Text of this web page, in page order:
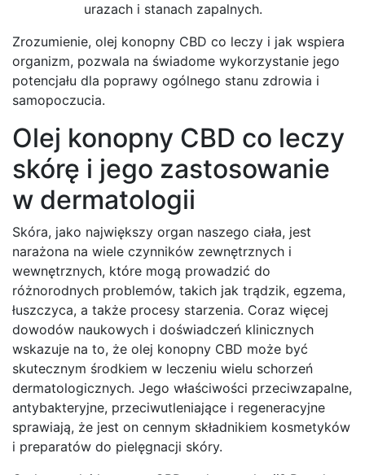
urazach i stanach zapalnych.
Zrozumienie, olej konopny CBD co leczy i jak wspiera
organizm, pozwala na świadome wykorzystanie jego
potencjału dla poprawy ogólnego stanu zdrowia i
samopoczucia.
Olej konopny CBD co leczy
skórę i jego zastosowanie
w dermatologii
Skóra, jako największy organ naszego ciała, jest
narażona na wiele czynników zewnętrznych i
wewnętrznych, które mogą prowadzić do
różnorodnych problemów, takich jak trądzik, egzema,
łuszczyca, a także procesy starzenia. Coraz więcej
dowodów naukowych i doświadczeń klinicznych
wskazuje na to, że olej konopny CBD może być
skutecznym środkiem w leczeniu wielu schorzeń
dermatologicznych. Jego właściwości przeciwzapalne,
antybakteryjne, przeciwutleniające i regeneracyjne
sprawiają, że jest on cennym składnikiem kosmetyków
i preparatów do pielęgnacji skóry.